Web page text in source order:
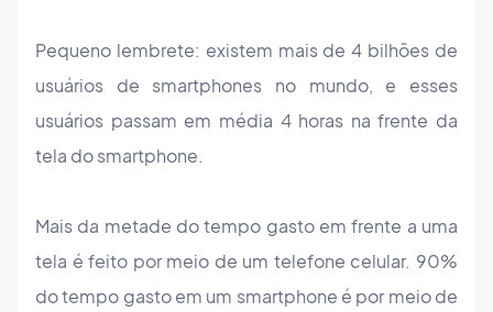
Pequeno lembrete: existem mais de 4 bilhões de
usuários de smartphones no mundo, e esses
usuários passam em média 4 horas na frente da
tela do smartphone.
Mais da metade do tempo gasto em frente a uma
tela é feito por meio de um telefone celular. 90%
do tempo gasto em um smartphone é por meio de